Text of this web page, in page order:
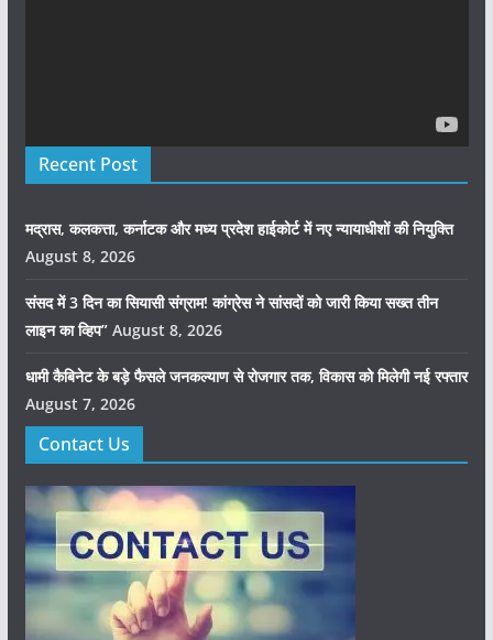
Recent Post
मद्रास, कलकत्ता, कर्नाटक और मध्य प्रदेश हाईकोर्ट में नए न्यायाधीशों की नियुक्ति
August 8, 2026
संसद में 3 दिन का सियासी संग्राम! कांग्रेस ने सांसदों को जारी किया सख्त तीन
लाइन का व्हिप” August 8, 2026
धामी कैबिनेट के बड़े फैसले जनकल्याण से रोजगार तक, विकास को मिलेगी नई रफ्तार
August 7, 2026
Contact Us